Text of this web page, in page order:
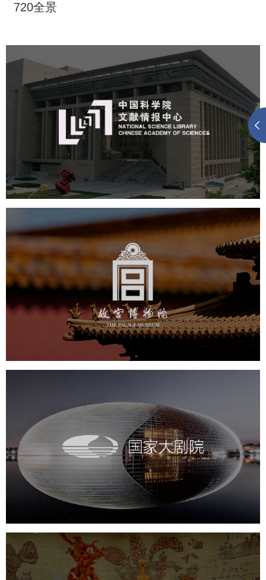
720全景
中国科学院文献情报中心
网站建设
数字博物馆建设
展厅空间设计
产品展厅设计
故宫博物院
文化艺术 博物馆 智慧博物馆
博物馆网站建设
景区网站建设
文创商城 万能专题 网站代运营
国家大剧院
文化艺术 剧院 智慧展馆 展馆网站建设
农业展览馆